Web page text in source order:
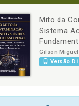
Mito da
Sistema
Gilson Miguel
Versão